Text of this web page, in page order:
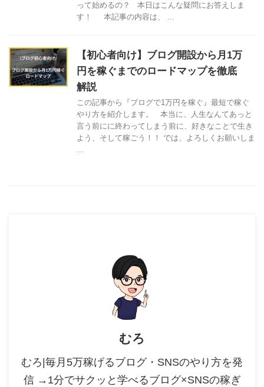
って始めるの？ 本日はこんな疑問にお答えしま
す！ 本記事の内容は、 ...
【初心者向け】ブログ開設から月1万
円を稼ぐまでのロードマップを徹底
解説
この記事から『ブログで1万円を稼ぐ』最短で稼ぐ
やり方を紹介します。 本当に、人生なんてあっと
言う前にに終わってしまう前に、好きなことで生き
よう、そして稼ごう！！ では、よろしくお願いしま
...
むろ
むろ|毎月5万稼げるブログ・SNSのやり方を発
信 →1分でサクッと学べるブログ×SNSの稼ぎ